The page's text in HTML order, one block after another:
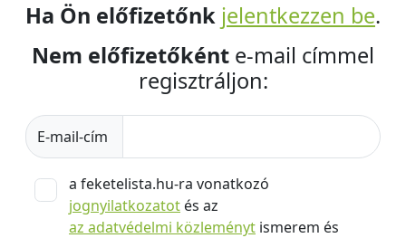
Ha Ön előfizetőnk jelentkezzen be.
Nem előfizetőként e-mail címmel
regisztráljon:
E-mail-cím
a feketelista.hu-ra vonatkozó
jognyilatkozatot és az
az adatvédelmi közleményt ismerem és